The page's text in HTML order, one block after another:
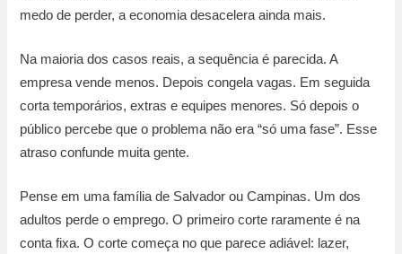
medo de perder, a economia desacelera ainda mais.
Na maioria dos casos reais, a sequência é parecida. A
empresa vende menos. Depois congela vagas. Em seguida
corta temporários, extras e equipes menores. Só depois o
público percebe que o problema não era “só uma fase”. Esse
atraso confunde muita gente.
Pense em uma família de Salvador ou Campinas. Um dos
adultos perde o emprego. O primeiro corte raramente é na
conta fixa. O corte começa no que parece adiável: lazer,